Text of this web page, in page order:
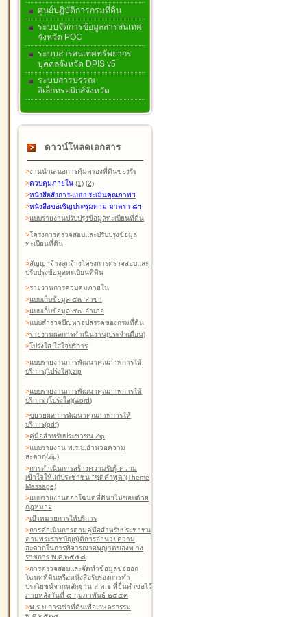
ศูนย์ปฏิบัติการกรมที่ดิน
ระบบจัดการข้อมูลสารสนเทศ
จังหวัด POC
ระบบสารสนเทศทรัพยากร
บุคคลจังหวัด DPIS v5
ระบบสารบรรณ
อิเล็กทรอนิกส์จังหวัด
ดาวน์โหลดเอกสาร
>งานนำเสนอการคุ้มครองที่ดินของรัฐ
>ควบคุมภายใน (1) (2)
>หนังสือสังการ-แบบประเมินคุณภาพฯ
>หนังสือขอเชิญประชุมตาม มาตรา ๘ฯ
>แบบรายงานปรับปรุงข้อมูลทะเบียนที่ดิน
>โครงการตรวจสอบและปรับปรุงข้อมูล
ทะเบียนที่ดิน
>สัญญาจ้างลูกจ้างโครงการตรวจสอบและ
ปรับปรุงข้อมูลทะเบียนที่ดิน
>รายงานการควบคุมภายใน
>แบบเก็บข้อมูล ๕๗ สาขา
>แบบเก็บข้อมูล ๕๗ อำเภอ
>แบบสำรวจปัญหาอุปสรรคของกรมที่ดิน
>รายงานผลการดำเนินงาน(ประจำเดือน)
>โปร่งใส ใส่ใจบริการ
>แบบรายงานการพัฒนาคุณภาพการให้
บริการ(โปร่งใส).zip
>แบบรายงานการพัฒนาคุณภาพการให้
บริการ (โปร่งใส)(word)
>ขยายผลการพัฒนาคุณภาพการให้
บริการ(pdf)
>คู่มือสำหรับประชาชน Zip
>แบบรายงาน พ.ร.บ.อำนวยความ
สะดวก(zip)
>การดำเนินการสร้างความรับรู้ ความ
เข้าใจให้แก่ประชาชน "ชุดคำพูด"(Theme
Massage)
>แบบรายงานออกโฉนดที่ดินฯไม่ชอบด้วย
กฎหมาย
>เป้าหมายการให้บริการ
>การดำเนินการตามคู่มือสำหรับประชาชน
ตามพระราชบัญญัติการอำนวยความ
สะดวกในการพิจารณาอนุญาตของท าง
ราชการ พ.ศ.๒๕๕๘
>การตรวจสอบและจัดทำข้อมูลขอออก
โฉนดที่ดินหรือหนังสือรับรองการทำ
ประโยชน์จากหลักฐาน ส.ค.๑ ที่ยื่นคำขอไว้
ภายหลังวันที่ ๘ กุมภาพันธ์ ๒๕๕๓
>พ.ร.บ.การเช่าที่ดินเพื่อเกษตรกรรม